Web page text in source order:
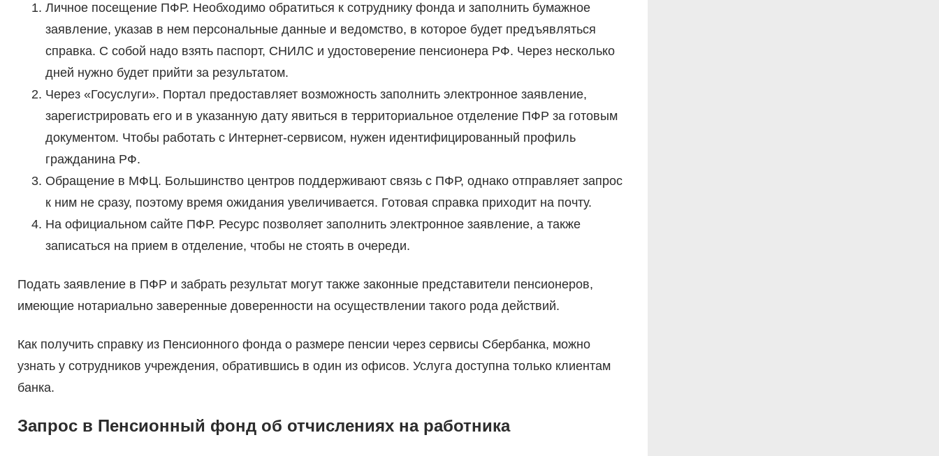
Личное посещение ПФР. Необходимо обратиться к сотруднику фонда и заполнить бумажное
заявление, указав в нем персональные данные и ведомство, в которое будет предъявляться
справка. С собой надо взять паспорт, СНИЛС и удостоверение пенсионера РФ. Через несколько
дней нужно будет прийти за результатом.
Через «Госуслуги». Портал предоставляет возможность заполнить электронное заявление,
зарегистрировать его и в указанную дату явиться в территориальное отделение ПФР за готовым
документом. Чтобы работать с Интернет-сервисом, нужен идентифицированный профиль
гражданина РФ.
Обращение в МФЦ. Большинство центров поддерживают связь с ПФР, однако отправляет запрос
к ним не сразу, поэтому время ожидания увеличивается. Готовая справка приходит на почту.
На официальном сайте ПФР. Ресурс позволяет заполнить электронное заявление, а также
записаться на прием в отделение, чтобы не стоять в очереди.
Подать заявление в ПФР и забрать результат могут также законные представители пенсионеров,
имеющие нотариально заверенные доверенности на осуществлении такого рода действий.
Как получить справку из Пенсионного фонда о размере пенсии через сервисы Сбербанка, можно
узнать у сотрудников учреждения, обратившись в один из офисов. Услуга доступна только клиентам
банка.
Запрос в Пенсионный фонд об отчислениях на работника